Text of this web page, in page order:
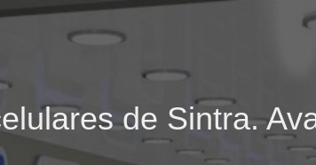
de Sintra.